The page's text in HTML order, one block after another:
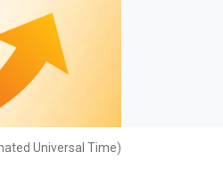
Universal Time)